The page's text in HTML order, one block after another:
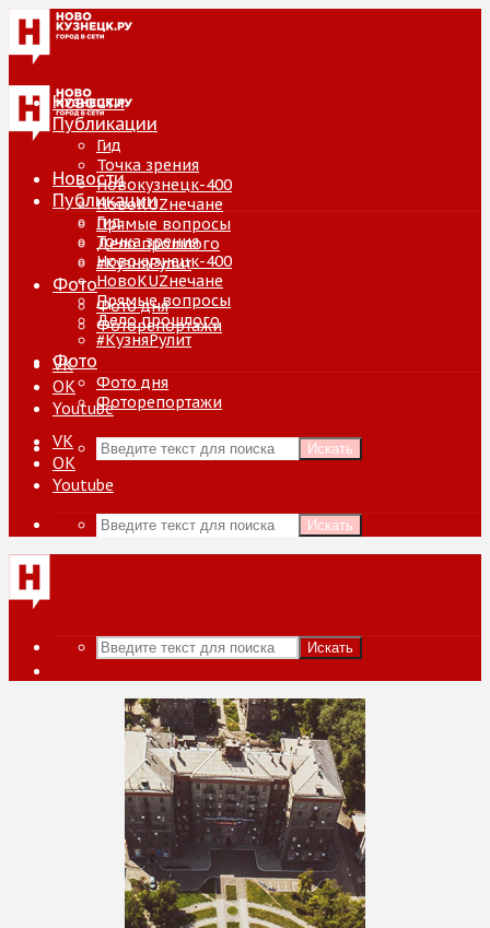
Новости
Публикации
Гид
Точка зрения
Новокузнецк-400
НовоKUZнечане
Прямые вопросы
Дело прошлого
#КузняРулит
Фото
Фото дня
Фоторепортажи
VK
ОК
Youtube
Искать
Новости
Публикации
Гид
Точка зрения
Новокузнецк-400
НовоKUZнечане
Прямые вопросы
Дело прошлого
#КузняРулит
Фото
Фото дня
Фоторепортажи
VK
ОК
Youtube
Искать
Искать